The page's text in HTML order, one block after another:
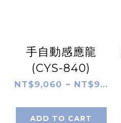
手自動感應龍
(CYS-840)
NT$9,060 ~ NT$9...
ADD TO CART